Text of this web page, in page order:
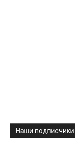
Наши подписчики